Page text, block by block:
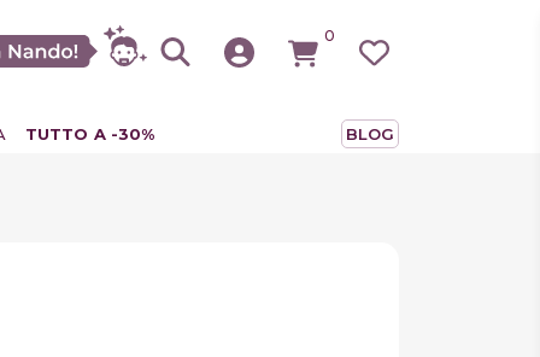
0
TUTTO A -30% BLOG